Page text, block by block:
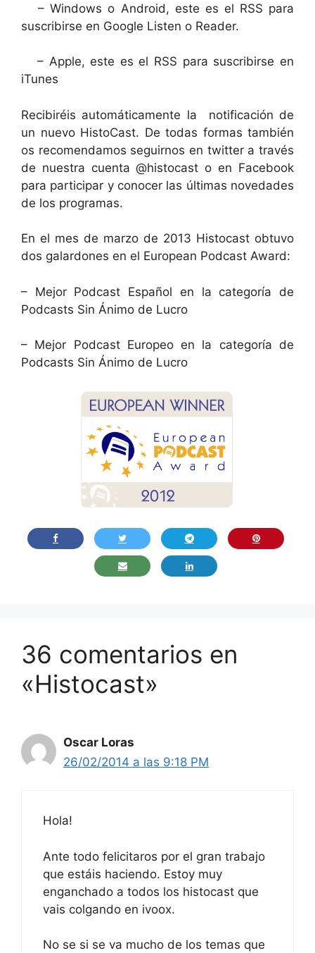
– Windows o Android, este es el RSS para
suscribirse en Google Listen o Reader.
– Apple, este es el RSS para suscribirse en
iTunes
Recibiréis automáticamente la notificación de
un nuevo HistoCast. De todas formas también
os recomendamos seguirnos en twitter a través
de nuestra cuenta @histocast o en Facebook
para participar y conocer las últimas novedades
de los programas.
En el mes de marzo de 2013 Histocast obtuvo
dos galardones en el European Podcast Award:
– Mejor Podcast Español en la categoría de
Podcasts Sin Ánimo de Lucro
– Mejor Podcast Europeo en la categoría de
Podcasts Sin Ánimo de Lucro
36 comentarios en
«Histocast»
Oscar Loras
26/02/2014 a las 9:18 PM
Hola!
Ante todo felicitaros por el gran trabajo
que estáis haciendo. Estoy muy
enganchado a todos los histocast que
vais colgando en ivoox.
No se si se va mucho de los temas que